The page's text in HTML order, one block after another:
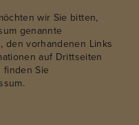
wir Sie bitten,
genannte
den vorhandenen Links
auf Drittseiten
finden Sie